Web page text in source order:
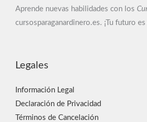
Aprende nuevas habilidades con los
cursosparaganardinero.es. ¡Tu futuro
Legales
Información Legal
Declaración de Privacidad
Términos de Cancelación